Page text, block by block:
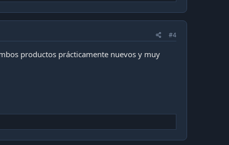
#4
productos prácticamente nuevos y muy